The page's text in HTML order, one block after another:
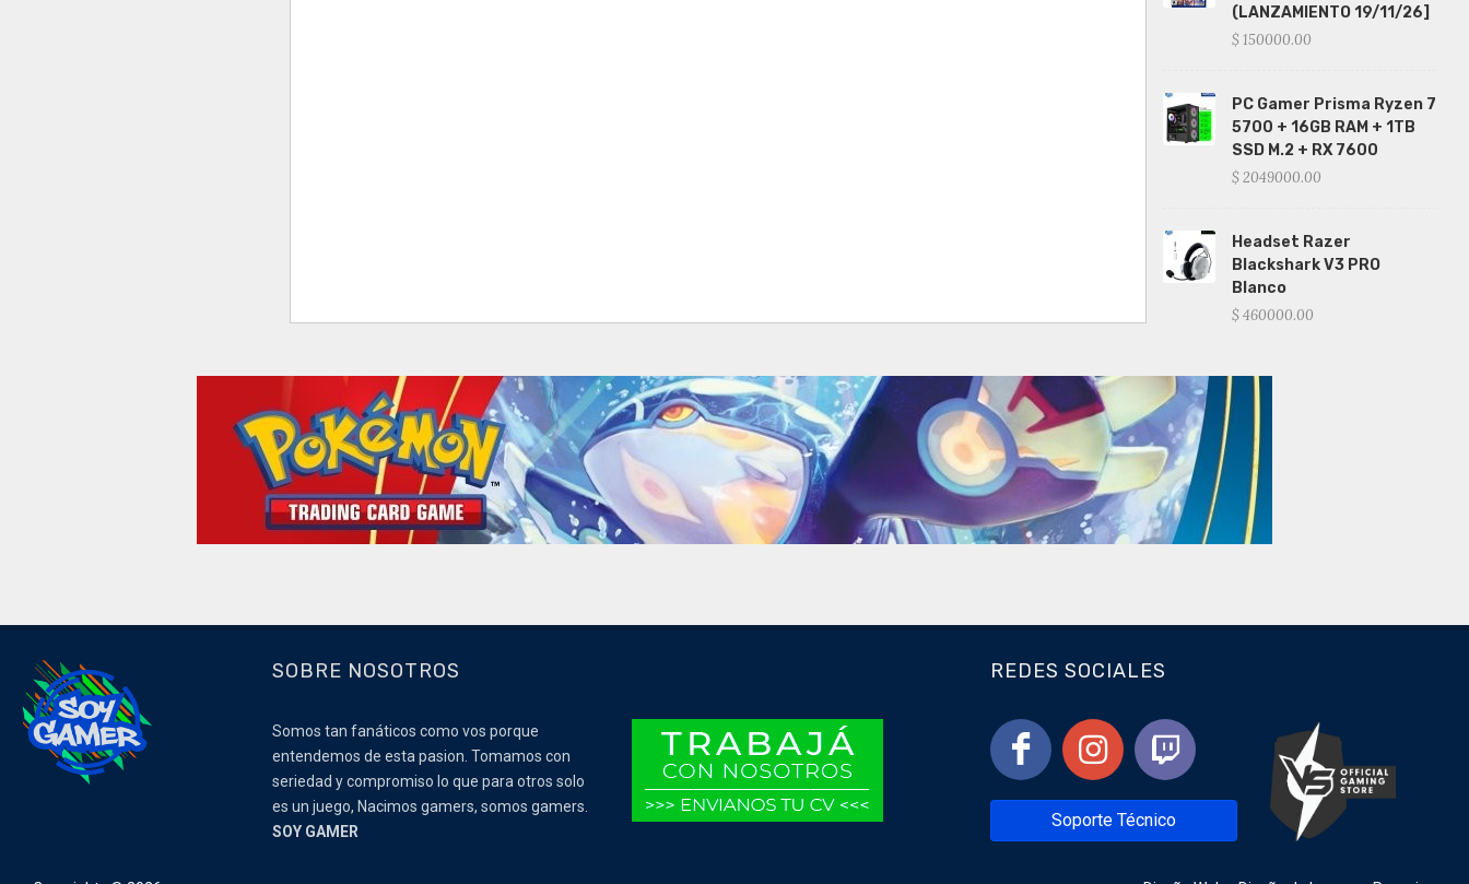
(LANZAMIENTO 19/11/26]
$ 150000.00
PC Gamer Prisma Ryzen 7
5700 + 16GB RAM + 1TB
SSD M.2 + RX 7600
$ 2049000.00
Headset Razer
Blackshark V3 PRO
Blanco
$ 460000.00
SOBRE NOSOTROS
Somos tan fanáticos como vos porque
entendemos de esta pasion. Tomamos con
seriedad y compromiso lo que para otros solo
es un juego, Nacimos gamers, somos gamers.
SOY GAMER
REDES SOCIALES
Soporte Técnico